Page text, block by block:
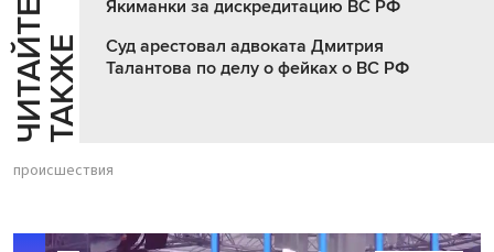
Ч
И
Т
АЙ
Т
Е
Т
А
К
ЖЕ
Якиманки за дискредитацию ВС РФ
Суд арестовал адвоката Дмитрия
Талантова по делу о фейках о ВС РФ
происшествия